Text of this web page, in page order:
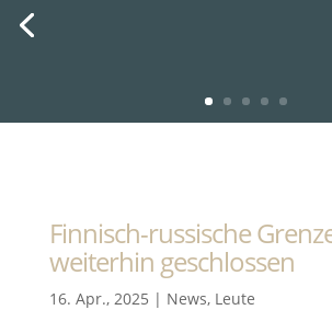
Finnisch-russische
weiterhin geschlossen
16. Apr., 2025 | News, Leute